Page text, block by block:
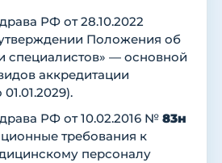
РФ от 28.10.2022
Положения об
специалистов» — основной
аккредитации
РФ от 10.02.2016 № 83н
требования к
персоналу